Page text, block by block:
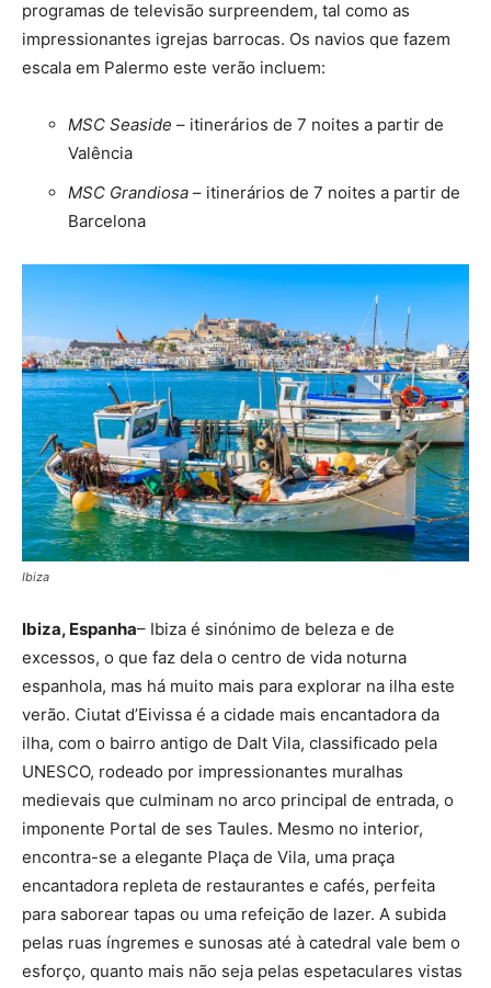
programas de televisão surpreendem, tal como as
impressionantes igrejas barrocas. Os navios que fazem
escala em Palermo este verão incluem:
MSC Seaside – itinerários de 7 noites a partir de
Valência
MSC Grandiosa – itinerários de 7 noites a partir de
Barcelona
Ibiza
Ibiza, Espanha– Ibiza é sinónimo de beleza e de
excessos, o que faz dela o centro de vida noturna
espanhola, mas há muito mais para explorar na ilha este
verão. Ciutat d’Eivissa é a cidade mais encantadora da
ilha, com o bairro antigo de Dalt Vila, classificado pela
UNESCO, rodeado por impressionantes muralhas
medievais que culminam no arco principal de entrada, o
imponente Portal de ses Taules. Mesmo no interior,
encontra-se a elegante Plaça de Vila, uma praça
encantadora repleta de restaurantes e cafés, perfeita
para saborear tapas ou uma refeição de lazer. A subida
pelas ruas íngremes e sunosas até à catedral vale bem o
esforço, quanto mais não seja pelas espetaculares vistas